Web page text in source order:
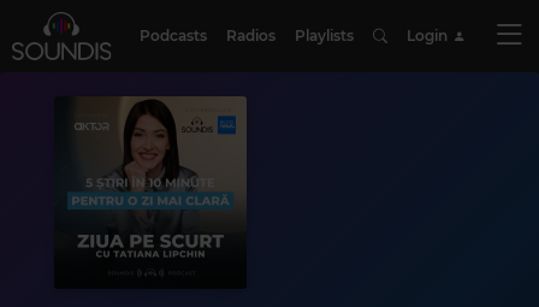
Podcasts Radios Playlists Login